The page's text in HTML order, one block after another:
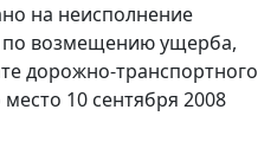
на неисполнение
по возмещению ущерба,
дорожно-транспортного
10 сентября 2008